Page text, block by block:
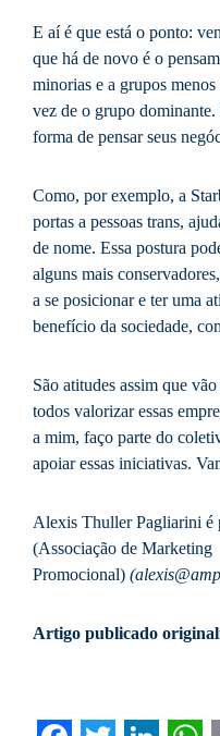
E aí é que está o ponto:
que há de novo é o
minorias e a grupos
vez de o grupo
forma de pensar seus
Como, por exemplo, a
portas a pessoas trans,
de nome. Essa postura
alguns mais
a se posicionar e ter uma
benefício da sociedade,
São atitudes assim que
todos valorizar essas
a mim, faço parte do
apoiar essas iniciativas.
Alexis Thuller Pagliarini é
(Associação de Marketing
Promocional)
Artigo publicado